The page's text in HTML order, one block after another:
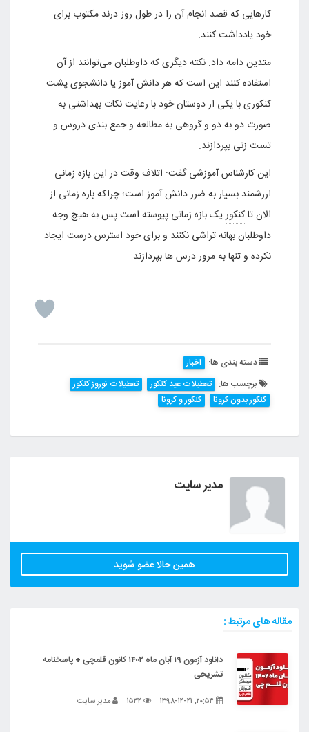
کار‌هایی که قصد انجام آن را در طول روز درند مکتوب برای
خود یادداشت کنند.
متدین دامه داد: نکته دیگری که داوطلبان می‌توانند از آن
استفاده کنند این است که هر دانش آموز یا دانشجوی پشت
کنکوری با یکی از دوستان خود با رعایت نکات بهداشتی به
صورت دو به دو و گروهی به مطالعه و جمع بندی دروس و
تست زنی بپردازند.
این کارشناس آموزشی گفت: اتلاف وقت در این بازه زمانی
ارزشمند بسیار به ضرر دانش آموز است؛ چراکه بازه زمانی از
الان تاکنکوریک بازه زمانی پیوسته است پس به هیچ وجه
داوطلبان بهانه تراشی نکنند و برای خود استرس درست ایجاد
نکرده و تنها به مرور درس ها بپردازند.
دسته بندی ها: اخبار
برچسب ها: تعطیلات عید کنکور
تعطیلات نوروز کنکور
کنکور بدون کرونا
کنکور و کرونا
مدیر سایت
همین حالا عضو شوید
مقاله های مرتبط :
دانلود آزمون ۱۹ آبان ماه ۱۴۰۲ کانون قلمچی + پاسخنامه
تشریحی
مدیر سایت